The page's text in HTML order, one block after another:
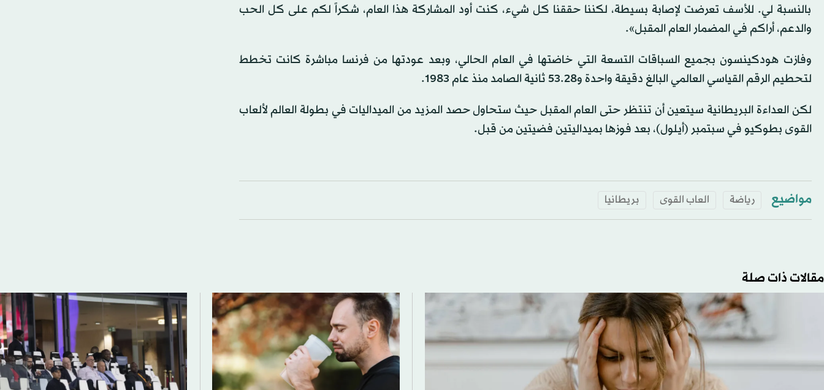
بالنسبة لي. للأسف تعرضت لإصابة بسيطة، لكننا حققنا كل شيء، كنت أود المشاركة هذا العام، شكراً لكم على كل الحب
والدعم، أراكم في المضمار العام المقبل».
وفازت هودكينسون بجميع السباقات التسعة التي خاضتها في العام الحالي، وبعد عودتها من فرنسا مباشرة كانت تخطط
لتحطيم الرقم القياسي العالمي البالغ دقيقة واحدة و53.28 ثانية الصامد منذ عام 1983.
لكن العداءة البريطانية سيتعين أن تنتظر حتى العام المقبل حيث ستحاول حصد المزيد من الميداليات في بطولة العالم لألعاب
القوى بطوكيو في سبتمبر (أيلول)، بعد فوزها بميداليتين فضيتين من قبل.
مواضيع رياضة العاب القوى بريطانيا
مقالات ذات صلة